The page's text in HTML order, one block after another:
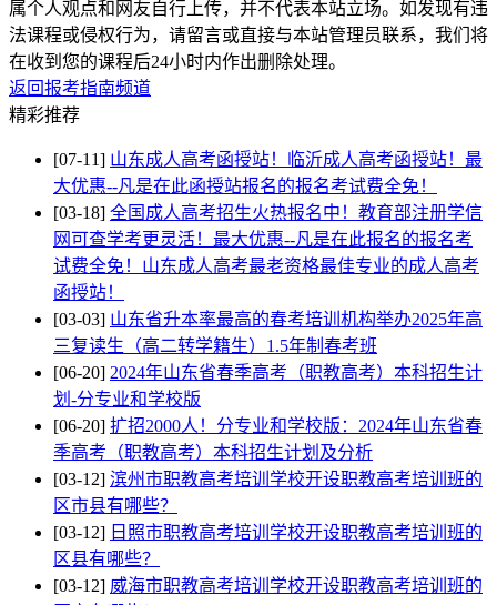
属个人观点和网友自行上传，并不代表本站立场。如发现有违
法课程或侵权行为，请留言或直接与本站管理员联系，我们将
在收到您的课程后24小时内作出删除处理。
返回报考指南频道
精彩推荐
[07-11] 山东成人高考函授站！临沂成人高考函授站！最
大优惠--凡是在此函授站报名的报名考试费全免！
[03-18] 全国成人高考招生火热报名中！教育部注册学信
网可查学考更灵活！最大优惠--凡是在此报名的报名考
试费全免！山东成人高考最老资格最佳专业的成人高考
函授站！
[03-03] 山东省升本率最高的春考培训机构举办2025年高
三复读生（高二转学籍生）1.5年制春考班
[06-20] 2024年山东省春季高考（职教高考）本科招生计
划-分专业和学校版
[06-20] 扩招2000人！分专业和学校版：2024年山东省春
季高考（职教高考）本科招生计划及分析
[03-12] 滨州市职教高考培训学校开设职教高考培训班的
区市县有哪些？
[03-12] 日照市职教高考培训学校开设职教高考培训班的
区县有哪些？
[03-12] 威海市职教高考培训学校开设职教高考培训班的